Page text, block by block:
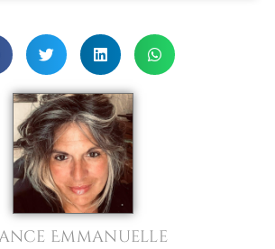
Emmanuelle